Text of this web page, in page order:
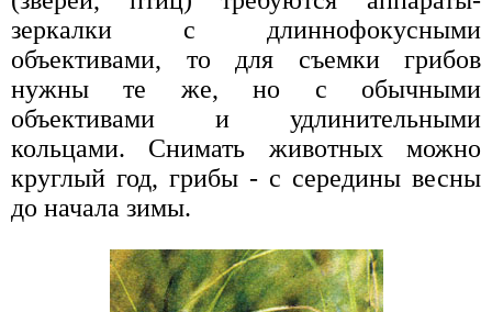
зеркалки с длиннофокусными
объективами, то для съемки грибов
нужны те же, но с обычными
объективами и удлинительными
кольцами. Снимать животных можно
круглый год, грибы - с середины весны
до начала зимы.